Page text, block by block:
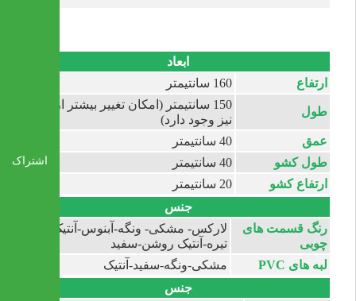
ابعاد
ارتفاع
160 سانتیمتر
طول
نیز وجود دارد)
عمق
40 سانتیمتر
طول کشو
40 سانتیمتر
ارتفاع کشو
20 سانتیمتر
جنس
رنگ قسمت های
چوبی
لارکس- مشکی- ونگه-آبنوس-آنتیک
تیره-آنتیک روشن-سفید
لبه های PVC
مشکی-ونگه-سفید-آنتیک
جنس
اشتراک